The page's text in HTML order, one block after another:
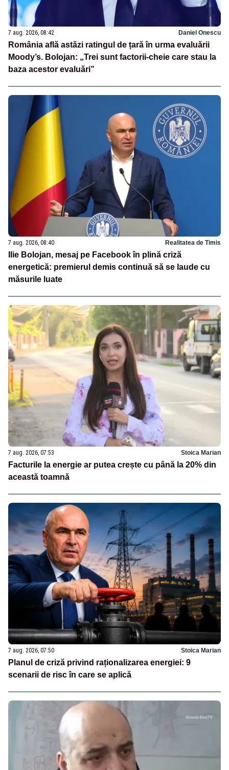
7 aug. 2026, 08:42 Daniel Onescu
România află astăzi ratingul de țară în urma evaluării
Moody’s. Bolojan: „Trei sunt factorii-cheie care stau la
baza acestor evaluări”
7 aug. 2026, 08:40 Realitatea de Timis
Ilie Bolojan, mesaj pe Facebook în plină criză
energetică: premierul demis continuă să se laude cu
măsurile luate
7 aug. 2026, 07:53 Stoica Marian
Facturile la energie ar putea crește cu până la 20% din
această toamnă
7 aug. 2026, 07:50 Stoica Marian
Planul de criză privind raționalizarea energiei: 9
scenarii de risc în care se aplică